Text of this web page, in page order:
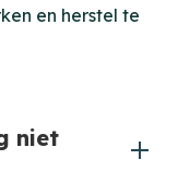
en herstel te
niet